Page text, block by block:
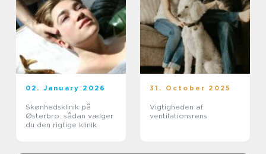
02. January 2026
Skønhedsklinik på
Østerbro: sådan vælger
du den rigtige klinik
31. October 2025
Vigtigheden af
ventilationsrens